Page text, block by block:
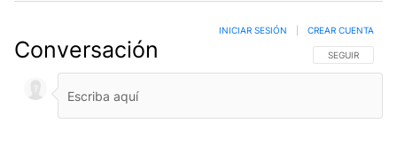
Conversación SIGA ESTA
SEGUIR
INICIAR SESIÓN CREAR CUENTA